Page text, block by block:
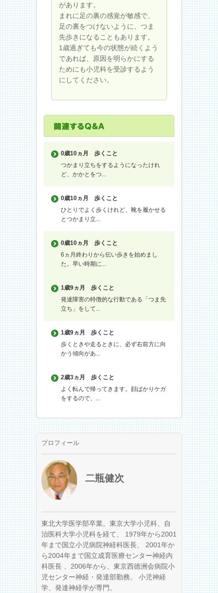
があります。
まれに足の裏の感覚が敏感で、
足の裏をつけないように、つま
先歩きになることもあります。
1歳過ぎても今の状態が続くよう
であれば、原因を明らかにする
ためにも小児科を受診するよう
にしてください。
0歳10ヵ月
歩くこと
つかまり立ちをするようになったけれ
ど、かかとをつ...
0歳10ヵ月
歩くこと
ひとりでよく歩くけれど、靴を履かせる
とつかまり立...
0歳10ヵ月
歩くこと
6ヵ月終わりから伝い歩きを始めまし
た。早い時期に...
1歳9ヵ月
歩くこと
発達障害の特徴的な行動である「つま先
立ち」をして...
1歳9ヵ月
歩くこと
歩くときや走るときに、必ず右前方に向
かう傾向があ...
2歳3ヵ月
歩くこと
よく転んで帰ってきます。顔ばかりケガ
をするので、...
プロフィール
二瓶健次
東北大学医学部卒業。東京大学小児科、自
治医科大学小児科を経て、 1979年から2001
年まで国立小児病院神経科医長、 2001年か
ら2004年まで国立成育医療センター神経内
科医長 、2006年から、東京西徳洲会病院小
児センター神経・発達部勤務。 小児神経
学、発達神経学が専門。